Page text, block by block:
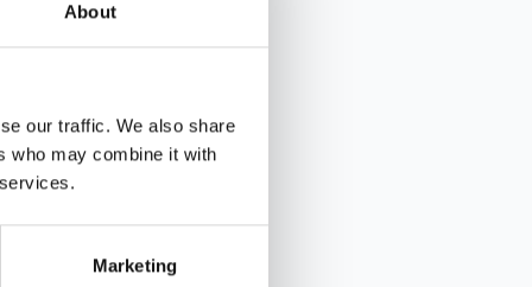
About
our traffic. We also share
who may combine it with
Marketing
fx rådgivere, som har
bygge- og
til de forskellige